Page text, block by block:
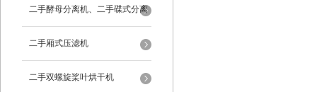
二手酵母分离机、二手碟式分离
机
二手厢式压滤机
二手双螺旋桨叶烘干机